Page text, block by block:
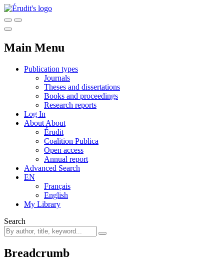
Main Menu
Publication types
Journals
Theses and dissertations
Books and proceedings
Research reports
Log In
About About
Érudit
Coalition Publica
Open access
Annual report
Advanced Search
EN
Français
English
My Library
Search
Breadcrumb